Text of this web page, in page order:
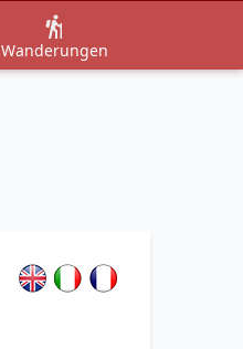
Wanderungen